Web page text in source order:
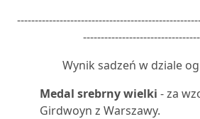
Wynik sadzeń w dziale
Medal srebrny wielki - za
Girdwoyn z Warszawy.